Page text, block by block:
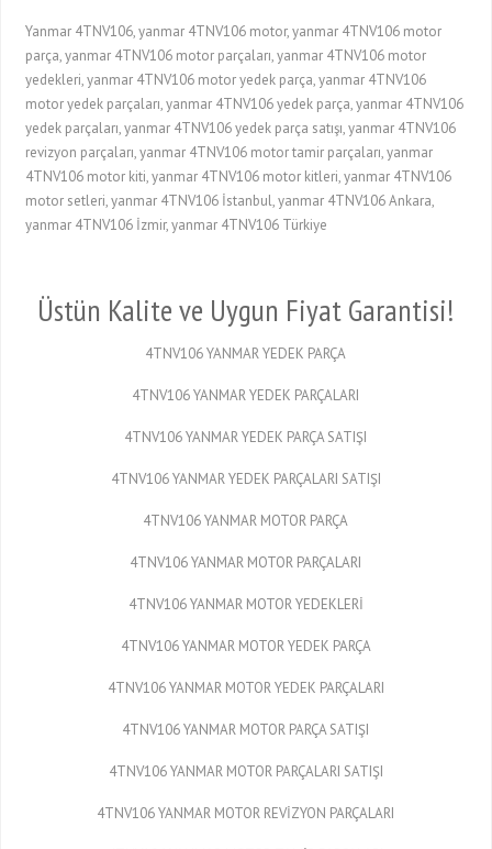
Yanmar 4TNV106, yanmar 4TNV106 motor, yanmar 4TNV106 motor
parça, yanmar 4TNV106 motor parçaları, yanmar 4TNV106 motor
yedekleri, yanmar 4TNV106 motor yedek parça, yanmar 4TNV106
motor yedek parçaları, yanmar 4TNV106 yedek parça, yanmar 4TNV106
yedek parçaları, yanmar 4TNV106 yedek parça satışı, yanmar 4TNV106
revizyon parçaları, yanmar 4TNV106 motor tamir parçaları, yanmar
4TNV106 motor kiti, yanmar 4TNV106 motor kitleri, yanmar 4TNV106
motor setleri, yanmar 4TNV106 İstanbul, yanmar 4TNV106 Ankara,
yanmar 4TNV106 İzmir, yanmar 4TNV106 Türkiye
Üstün Kalite ve Uygun Fiyat Garantisi!
4TNV106 YANMAR YEDEK PARÇA
4TNV106 YANMAR YEDEK PARÇALARI
4TNV106 YANMAR YEDEK PARÇA SATIŞI
4TNV106 YANMAR YEDEK PARÇALARI SATIŞI
4TNV106 YANMAR MOTOR PARÇA
4TNV106 YANMAR MOTOR PARÇALARI
4TNV106 YANMAR MOTOR YEDEKLERİ
4TNV106 YANMAR MOTOR YEDEK PARÇA
4TNV106 YANMAR MOTOR YEDEK PARÇALARI
4TNV106 YANMAR MOTOR PARÇA SATIŞI
4TNV106 YANMAR MOTOR PARÇALARI SATIŞI
4TNV106 YANMAR MOTOR REVİZYON PARÇALARI